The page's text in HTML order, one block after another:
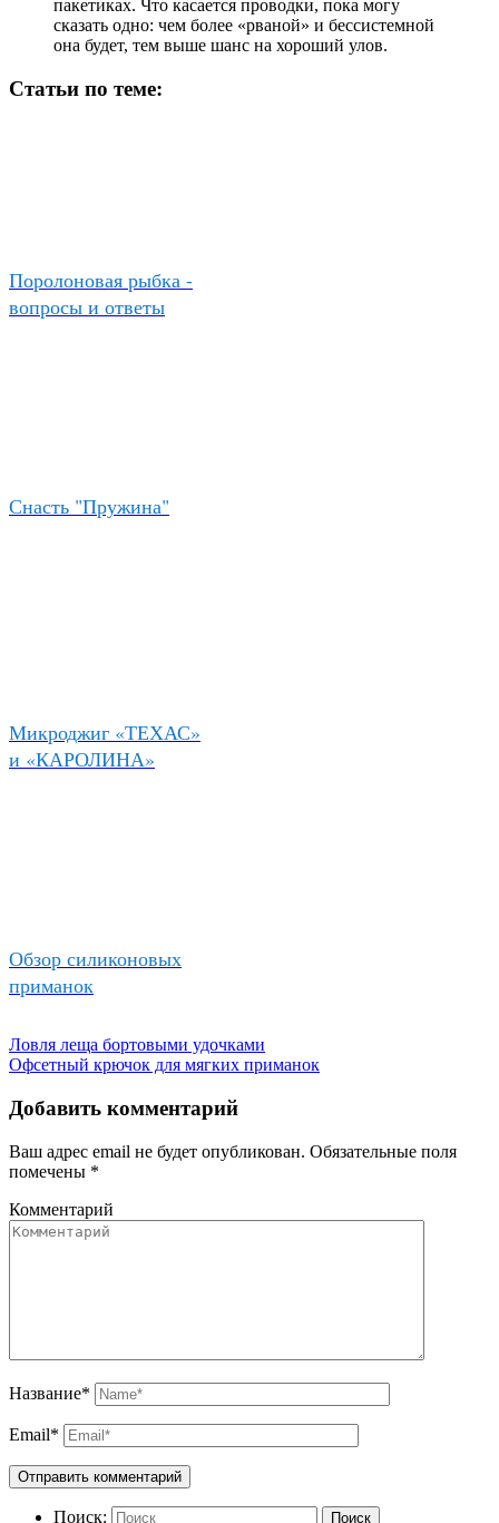
пакетиках. Что касается проводки, пока могу
сказать одно: чем более «рваной» и бессистемной
она будет, тем выше шанс на хороший улов.
Статьи по теме:
Поролоновая рыбка -
вопросы и ответы
Снасть "Пружина"
Микроджиг «ТЕХАС»
и «КАРОЛИНА»
Обзор силиконовых
приманок
Ловля леща бортовыми удочками
Офсетный крючок для мягких приманок
Добавить комментарий
Ваш адрес email не будет опубликован. Обязательные поля
помечены *
Комментарий
Название*
Email*
Поиск: Поиск